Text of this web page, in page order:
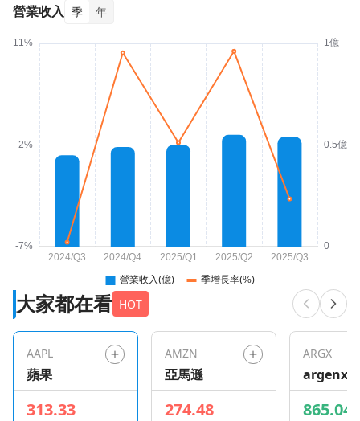
營業收入 季 年
大家都在看 HOT
AAPL
蘋果
313.33
AMZN
亞馬遜
274.48
ARGX
argenx
865.04